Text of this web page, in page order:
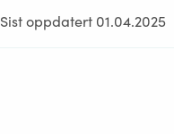
Sist oppdatert 01.04.2025